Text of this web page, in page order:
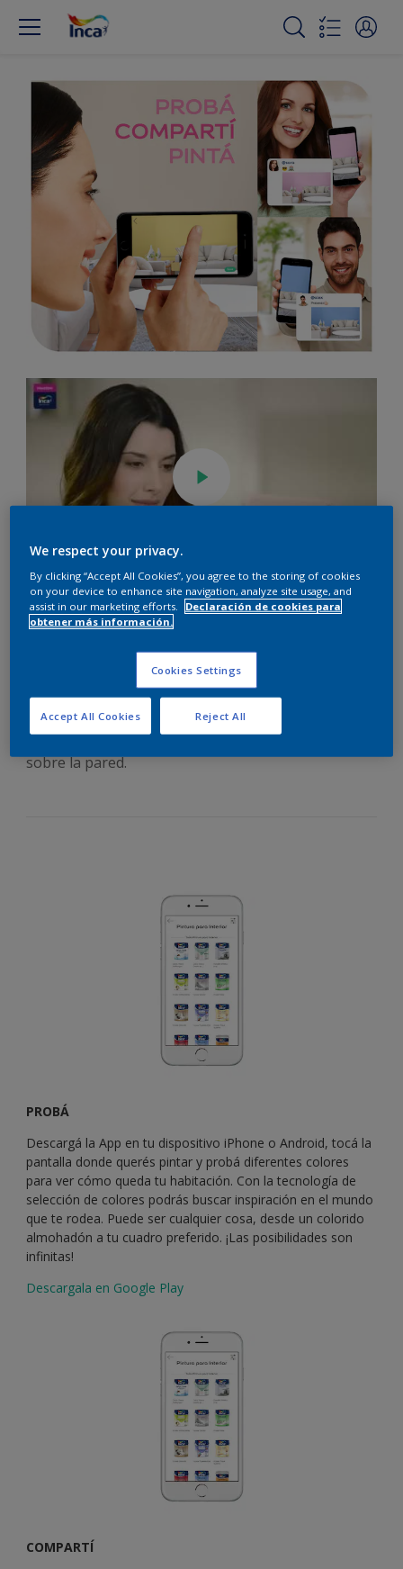
Nuevo Inca Visualizer
Queremos que elijas el color que más te guste por
eso con Inca Visualizer podés priobar los colores de
una forma divertida y sencilla, Descargando la App
gratuita y simulando los colores directamente
sobre la pared.
PROBÁ
Descargá la App en tu dispositivo iPhone o Android, tocá la
pantalla donde querés pintar y probá diferentes colores
para ver cómo queda tu habitación. Con la tecnología de
selección de colores podrás buscar inspiración en el mundo
que te rodea. Puede ser cualquier cosa, desde un colorido
almohadón a tu cuadro preferido. ¡Las posibilidades son
infinitas!
Descargala en Google Play
COMPARTÍ
We respect your privacy.
By clicking “Accept All Cookies”, you agree to the storing of cookies
on your device to enhance site navigation, analyze site usage, and
assist in our marketing efforts.
Declaración de cookies para
obtener más información.
Cookies Settings
Reject All
Accept All Cookies